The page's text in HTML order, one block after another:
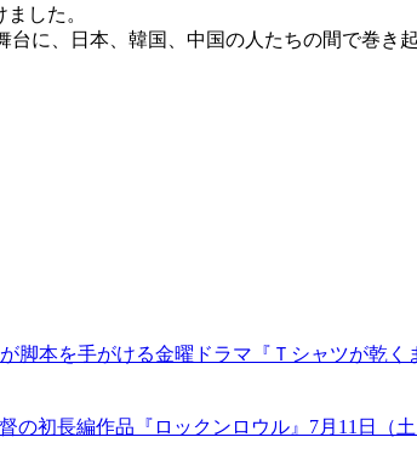
した。
台に、日本、韓国、中国の人たちの間で巻
脚本を手がける金曜ドラマ『Ｔシャツが乾く
の初長編作品『ロックンロウル』7月11日（